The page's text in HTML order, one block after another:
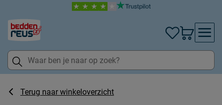
Terug naar winkeloverzicht